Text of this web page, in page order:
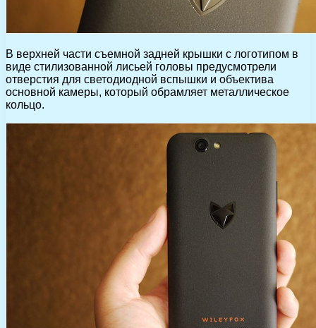
В верхней части съемной задней крышки с логотипом в
виде стилизованной лисьей головы предусмотрели
отверстия для светодиодной вспышки и объектива
основной камеры, который обрамляет металлическое
кольцо.